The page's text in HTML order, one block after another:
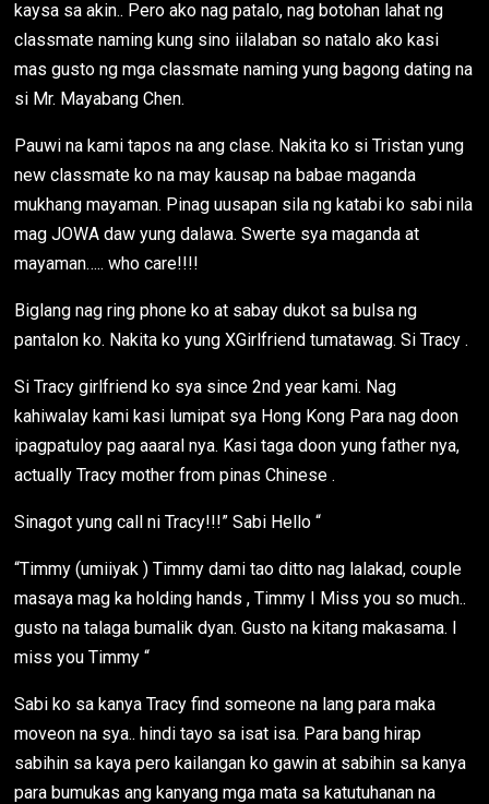
kaysa sa akin.. Pero ako nag patalo, nag botohan lahat ng
classmate naming kung sino iilalaban so natalo ako kasi
mas gusto ng mga classmate naming yung bagong dating na
si Mr. Mayabang Chen.
Pauwi na kami tapos na ang clase. Nakita ko si Tristan yung
new classmate ko na may kausap na babae maganda
mukhang mayaman. Pinag uusapan sila ng katabi ko sabi nila
mag JOWA daw yung dalawa. Swerte sya maganda at
mayaman….. who care!!!!
Biglang nag ring phone ko at sabay dukot sa bulsa ng
pantalon ko. Nakita ko yung XGirlfriend tumatawag. Si Tracy .
Si Tracy girlfriend ko sya since 2nd year kami. Nag
kahiwalay kami kasi lumipat sya Hong Kong Para nag doon
ipagpatuloy pag aaaral nya. Kasi taga doon yung father nya,
actually Tracy mother from pinas Chinese .
Sinagot yung call ni Tracy!!!” Sabi Hello “
“Timmy (umiiyak ) Timmy dami tao ditto nag lalakad, couple
masaya mag ka holding hands , Timmy I Miss you so much..
gusto na talaga bumalik dyan. Gusto na kitang makasama. I
miss you Timmy “
Sabi ko sa kanya Tracy find someone na lang para maka
moveon na sya.. hindi tayo sa isat isa. Para bang hirap
sabihin sa kaya pero kailangan ko gawin at sabihin sa kanya
para bumukas ang kanyang mga mata sa katutuhanan na